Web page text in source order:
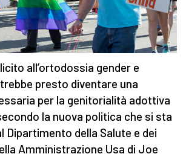
all’ortodossia gender e
presto diventare una
per la genitorialità adottiva
la nuova politica che si sta
Dipartimento della Salute e dei
Amministrazione Usa di Joe